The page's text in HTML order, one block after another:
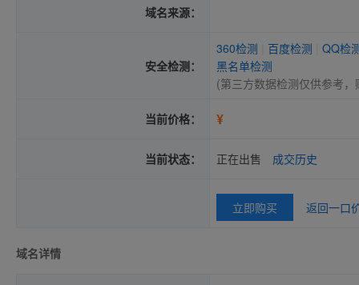
域名来源：
安全检测：
360检测 百度检测
QQ检
黑名单检测
(第三方数据检测仅供参考
当前价格： ¥
当前状态： 正在出售 成交历史
立即购买 返回一口
域名详情